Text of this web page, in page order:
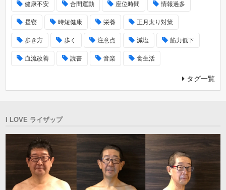
健康不安 合間運動 座位時間 情報過多
昼寝 時短健康 栄養 正月太り対策
歩き方 歩く 注意点 減塩 筋力低下
血流改善 読書 音楽 食生活
タグ一覧
I LOVE ライザップ